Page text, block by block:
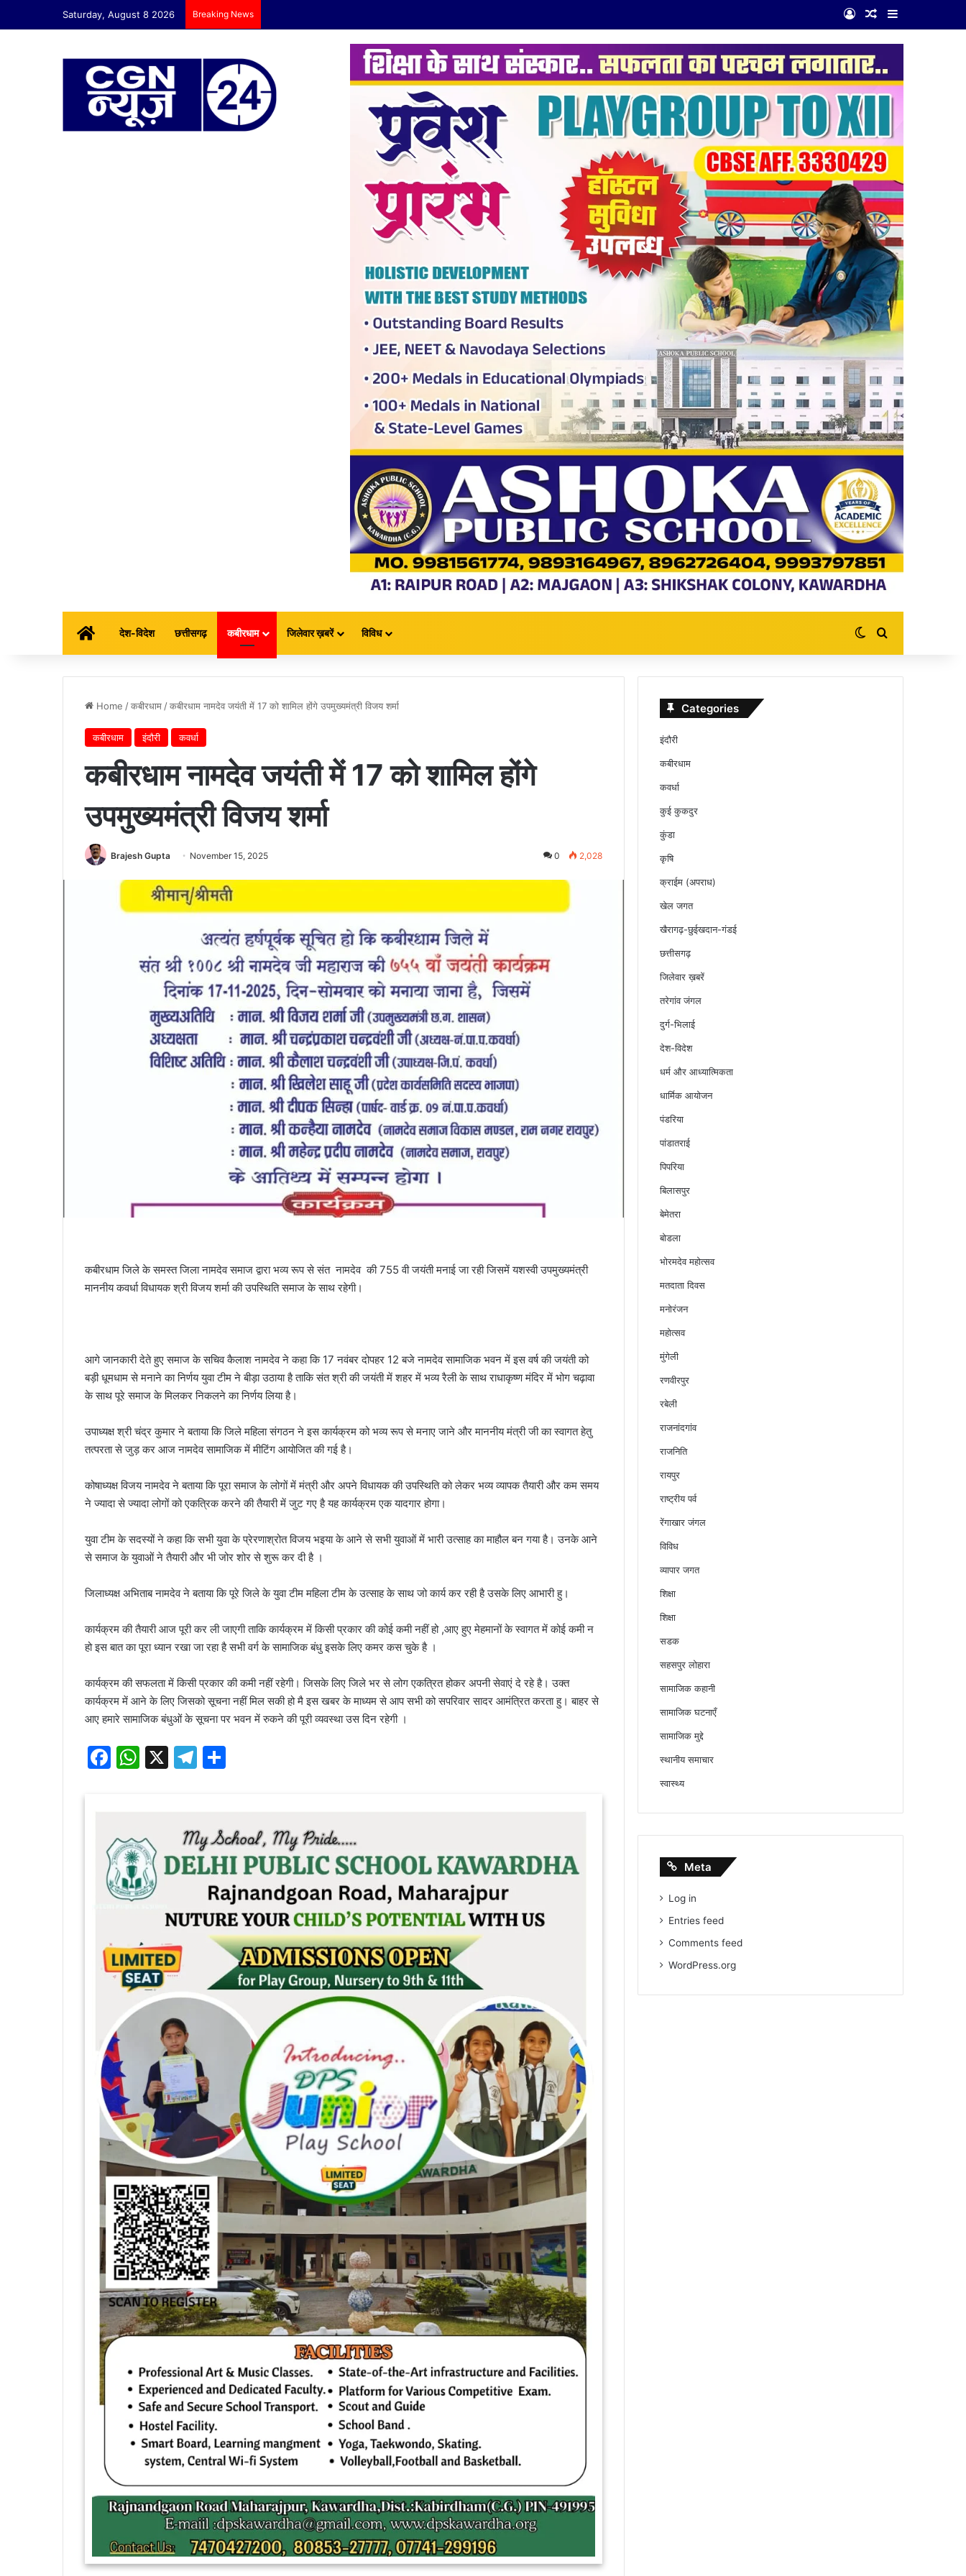
Saturday, August 8 2026 Breaking News Log InRandom Article
Sidebar
होम देश-विदेश छत्तीसगढ़ कबीरधाम जिलेवार ख़बरें विविध Switch skin
Search for
Home /कबीरधाम /कबीरधाम नामदेव जयंती में 17 को शामिल होंगे उपमुख्यमंत्री विजय शर्मा
कबीरधाम इंदौरी कवर्धा
कबीरधाम नामदेव जयंती में 17 को शामिल होंगे
उपमुख्यमंत्री विजय शर्मा
Brajesh Gupta November 15, 2025 0 2,028
कबीरधाम जिले के समस्त जिला नामदेव समाज द्वारा भव्य रूप से संत नामदेव की 755 वी जयंती मनाई जा रही जिसमें यशस्वी उपमुख्यमंत्री
माननीय कवर्धा विधायक श्री विजय शर्मा की उपस्थिति समाज के साथ रहेगी।
आगे जानकारी देते हुए समाज के सचिव कैलाश नामदेव ने कहा कि 17 नवंबर दोपहर 12 बजे नामदेव सामाजिक भवन में इस वर्ष की जयंती को
बड़ी धूमधाम से मनाने का निर्णय युवा टीम ने बीड़ा उठाया है ताकि संत श्री की जयंती में शहर में भव्य रैली के साथ राधाकृष्ण मंदिर में भोग चढ़ावा
के साथ पूरे समाज के मिलकर निकलने का निर्णय लिया है।
उपाध्यक्ष श्री चंद्र कुमार ने बताया कि जिले महिला संगठन ने इस कार्यक्रम को भव्य रूप से मनाए जाने और माननीय मंत्री जी का स्वागत हेतु
तत्परता से जुड़ कर आज नामदेव सामाजिक में मीटिंग आयोजित की गई है।
कोषाध्यक्ष विजय नामदेव ने बताया कि पूरा समाज के लोगों में मंत्री और अपने विधायक की उपस्थिति को लेकर भव्य व्यापक तैयारी और कम समय
ने ज्यादा से ज्यादा लोगों को एकत्रिक करने की तैयारी में जुट गए है यह कार्यक्रम एक यादगार होगा।
युवा टीम के सदस्यों ने कहा कि सभी युवा के प्रेरणाश्रोत विजय भइया के आने से सभी युवाओं में भारी उत्साह का माहौल बन गया है। उनके आने
से समाज के युवाओं ने तैयारी और भी जोर शोर से शुरू कर दी है ।
जिलाध्यक्ष अभिताब नामदेव ने बताया कि पूरे जिले के युवा टीम महिला टीम के उत्साह के साथ जो कार्य कर रही है उसके लिए आभारी हु।
कार्यक्रम की तैयारी आज पूरी कर ली जाएगी ताकि कार्यक्रम में किसी प्रकार की कोई कमी नहीं हो ,आए हुए मेहमानों के स्वागत में कोई कमी न
हो इस बात का पूरा ध्यान रखा जा रहा है सभी वर्ग के सामाजिक बंधु इसके लिए कमर कस चुके है ।
कार्यक्रम की सफलता में किसी प्रकार की कमी नहीं रहेगी। जिसके लिए जिले भर से लोग एकत्रित होकर अपनी सेवाएं दे रहे है। उक्त
कार्यक्रम में आने के लिए जिसको सूचना नहीं मिल सकी हो मै इस खबर के माध्यम से आप सभी को सपरिवार सादर आमंत्रित करता हु। बाहर से
आए हमारे सामाजिक बंधुओं के सूचना पर भवन में रुकने की पूरी व्यवस्था उस दिन रहेगी ।
F
b
o
o
W
A
p
p
X
T
gr
a
m
e
Categories
इंदौरी
कबीरधाम
कवर्धा
कुई कुकदुर
कुंडा
कृषि
क्राईम (अपराध)
खेल जगत
खैरागढ़-छुईखदान-गंडई
छत्तीसगढ़
जिलेवार ख़बरें
तरेगांव जंगल
दुर्ग-भिलाई
देश-विदेश
धर्म और आध्यात्मिकता
धार्मिक आयोजन
पंडरिया
पांडातराई
पिपरिया
बिलासपुर
बेमेतरा
बोडला
भोरमदेव महोत्सव
मतदाता दिवस
मनोरंजन
महोत्सव
मुंगेली
रणवीरपुर
रबेली
राजनांदगांव
राजनिति
रायपुर
राष्ट्रीय पर्व
रेंगाखार जंगल
विविध
व्यापार जगत
शिक्षा
शिक्षा
सडक
सहसपुर लोहारा
सामाजिक कहानी
सामाजिक घटनाएँ
सामाजिक मुद्दे
स्थानीय समाचार
स्वास्थ्य
Meta
Log in
Entries feed
Comments feed
WordPress.org